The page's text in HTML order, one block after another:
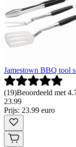
Jamestown BBQ tool
(19)Beoordeeld met
23.99
Prijs: 23.99 euro